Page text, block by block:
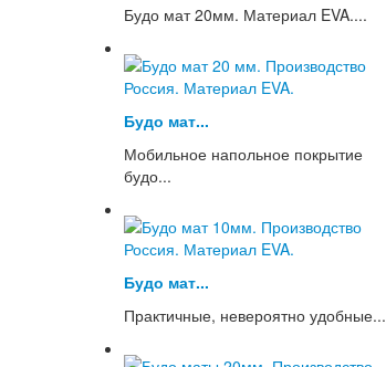
Будо мат 20мм. Материал EVA....
Будо мат...
Мобильное напольное покрытие
будо...
Будо мат...
Практичные, невероятно удобные...